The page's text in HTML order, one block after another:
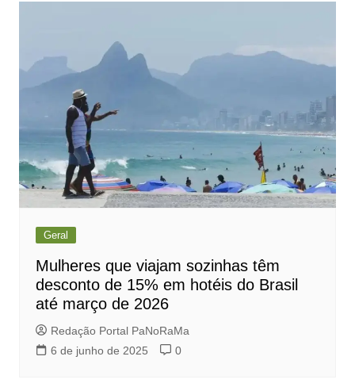
Geral
Mulheres que viajam sozinhas têm
desconto de 15% em hotéis do Brasil
até março de 2026
Redação Portal PaNoRaMa
6 de junho de 2025
0